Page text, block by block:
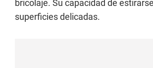
bricolaje. Su capacidad de
superficies delicadas.